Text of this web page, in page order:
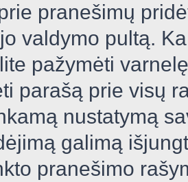
pranešimų
valdymo pultą.
pažymėti
parašą prie visų
nustatymą
galimą
pranešimo